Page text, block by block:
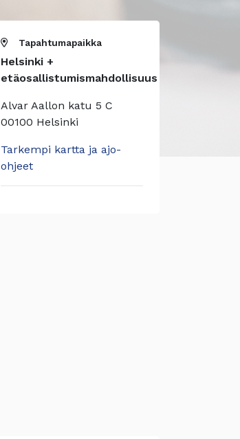
Tapahtumapaikka
Helsinki +
etäosallistumismahdollisuus
Alvar Aallon katu 5 C
00100 Helsinki
Tarkempi kartta ja ajo-
ohjeet